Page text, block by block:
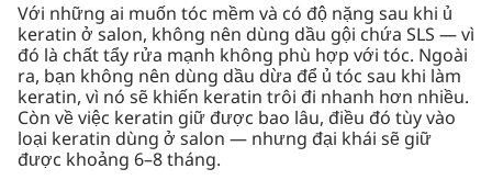
Với những ai muốn tóc mềm và có độ nặng sau khi ủ
keratin ở salon, không nên dùng dầu gội chứa SLS — vì
đó là chất tẩy rửa mạnh không phù hợp với tóc. Ngoài
ra, bạn không nên dùng dầu dừa để ủ tóc sau khi làm
keratin, vì nó sẽ khiến keratin trôi đi nhanh hơn nhiều.
Còn về việc keratin giữ được bao lâu, điều đó tùy vào
loại keratin dùng ở salon — nhưng đại khái sẽ giữ
được khoảng 6–8 tháng.